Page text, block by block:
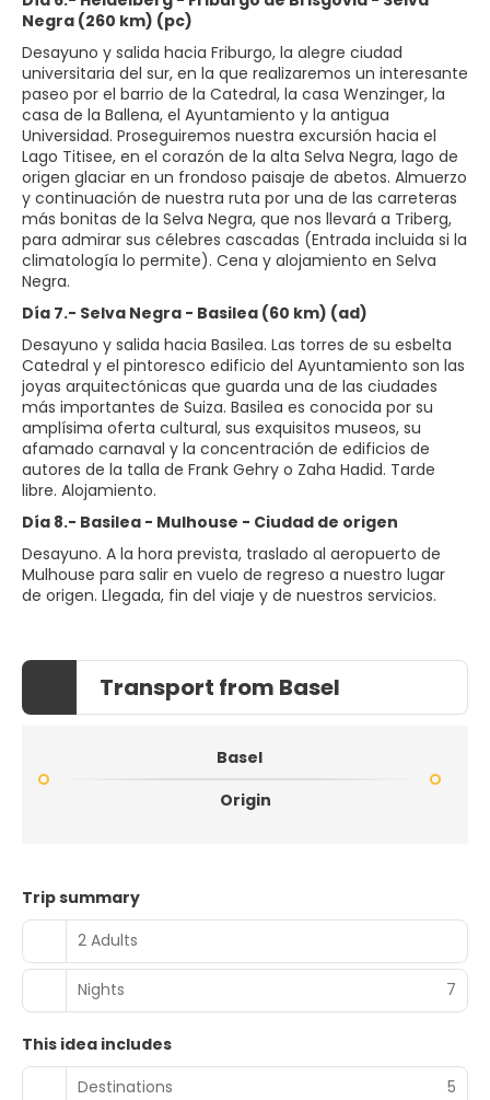
Negra (260 km) (pc)
Desayuno y salida hacia Friburgo, la alegre ciudad
universitaria del sur, en la que realizaremos un interesante
paseo por el barrio de la Catedral, la casa Wenzinger, la
casa de la Ballena, el Ayuntamiento y la antigua
Universidad. Proseguiremos nuestra excursión hacia el
Lago Titisee, en el corazón de la alta Selva Negra, lago de
origen glaciar en un frondoso paisaje de abetos. Almuerzo
y continuación de nuestra ruta por una de las carreteras
más bonitas de la Selva Negra, que nos llevará a Triberg,
para admirar sus célebres cascadas (Entrada incluida si la
climatología lo permite). Cena y alojamiento en Selva
Día 7.- Selva Negra - Basilea (60 km) (ad)
Desayuno y salida hacia Basilea. Las torres de su esbelta
Catedral y el pintoresco edificio del Ayuntamiento son las
joyas arquitectónicas que guarda una de las ciudades
más importantes de Suiza. Basilea es conocida por su
amplísima oferta cultural, sus exquisitos museos, su
afamado carnaval y la concentración de edificios de
autores de la talla de Frank Gehry o Zaha Hadid. Tarde
Día 8.- Basilea - Mulhouse - Ciudad de origen
Desayuno. A la hora prevista, traslado al aeropuerto de
Mulhouse para salir en vuelo de regreso a nuestro lugar
Transport from Basel
Basel
Origin
Trip summary
2 Adults
Nights 7
This idea includes
Destinations
5